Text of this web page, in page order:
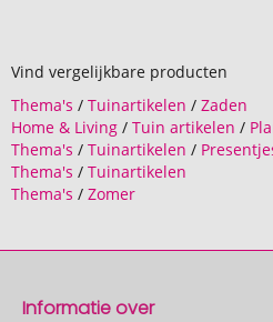
Vind vergelijkbare producten
Thema's / Tuinartikelen / Zaden
Home & Living / Tuin artikelen /
Thema's / Tuinartikelen /
Thema's / Tuinartikelen
Thema's / Zomer
Informatie over